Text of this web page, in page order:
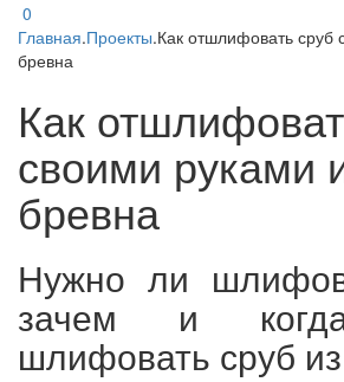
0
Главная.Проекты.Как отшлифовать сруб
бревна
Как
своими руками
бревна
Нужно ли
зачем и
шлифовать сруб